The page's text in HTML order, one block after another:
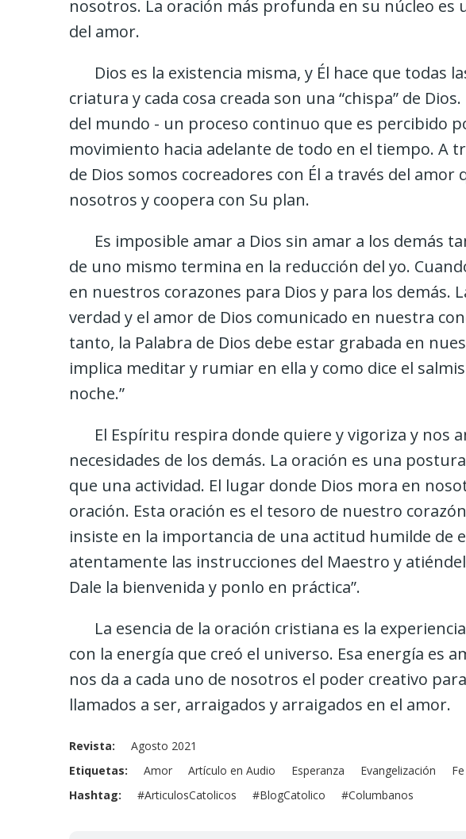
nosotros. La oración más profunda en su núcleo es
del amor.
Dios es la existencia misma, y Él hace que todas
criatura y cada cosa creada son una “chispa” de
del mundo - un proceso continuo que es percibido
movimiento hacia adelante de todo en el tiempo. A
de Dios somos cocreadores con Él a través del amor
nosotros y coopera con Su plan.
Es imposible amar a Dios sin amar a los demás
de uno mismo termina en la reducción del yo.
en nuestros corazones para Dios y para los demás.
verdad y el amor de Dios comunicado en nuestra
tanto, la Palabra de Dios debe estar grabada en
implica meditar y rumiar en ella y como dice el
noche.”
El Espíritu respira donde quiere y vigoriza y nos
necesidades de los demás. La oración es una
que una actividad. El lugar donde Dios mora en
oración. Esta oración es el tesoro de nuestro
insiste en la importancia de una actitud humilde de
atentamente las instrucciones del Maestro y
Dale la bienvenida y ponlo en práctica”.
La esencia de la oración cristiana es la
con la energía que creó el universo. Esa energía es
nos da a cada uno de nosotros el poder creativo
llamados a ser, arraigados y arraigados en el amor.
Revista
Agosto 2021
Etiquetas
Amor Artículo en Audio Esperanza Evangelización Fe
Hashtag
#ArticulosCatolicos #BlogCatolico #Columbanos